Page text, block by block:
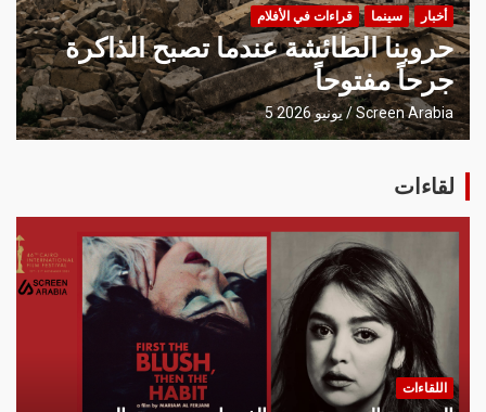
أخبار سينما قراءات في الأفلام
حروبنا الطائشة عندما تصبح الذاكرة
جرحاً مفتوحاً
5 يونيو 2026 Screen Arabia
لقاءات
اللقاءات